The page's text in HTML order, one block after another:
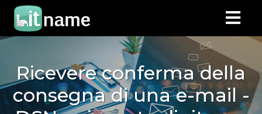
Ricevere conferma della
consegna di una e-mail -